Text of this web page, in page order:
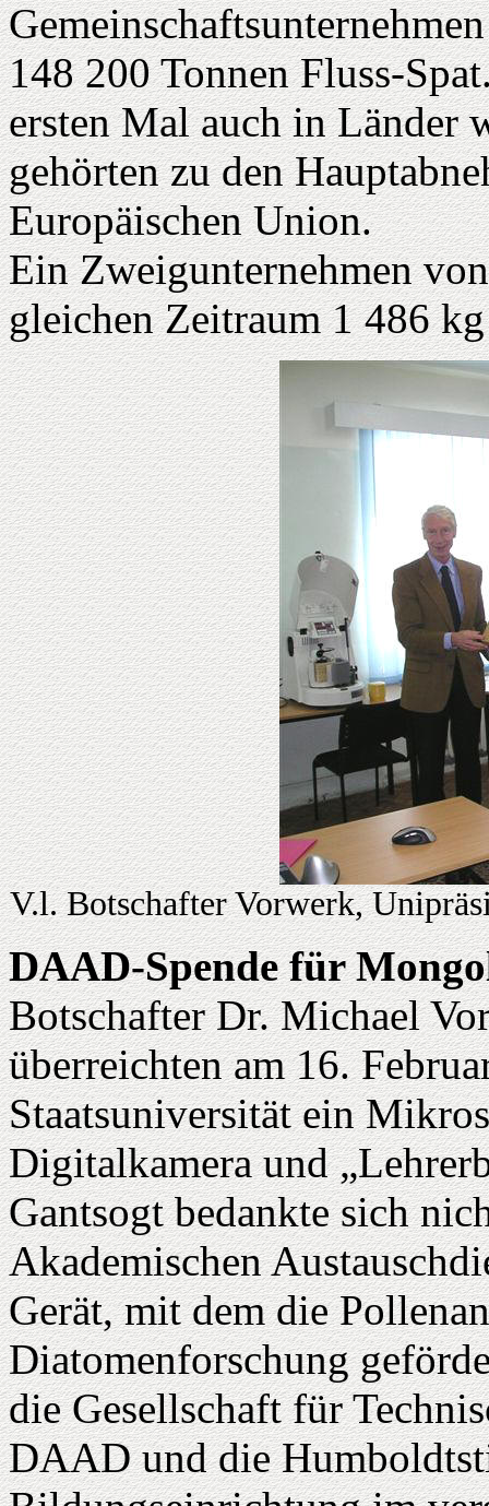
148 200 Tonnen Fluss-
ersten Mal auch in Länder
gehörten zu den
Europäischen Union.
Ein Zweigunternehmen
gleichen Zeitraum 1 486
V.l. Botschafter Vorwerk,
DAAD-Spende für
Botschafter Dr. Michael
überreichten am 16.
Staatsuniversität ein
Digitalkamera und
Gantsogt bedankte sich
Akademischen
Gerät, mit dem die
Diatomenforschung
die Gesellschaft für
DAAD und die